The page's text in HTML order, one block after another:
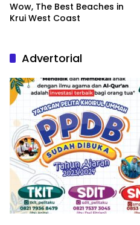
Wow, The Best Beaches in
Krui West Coast
Advertorial